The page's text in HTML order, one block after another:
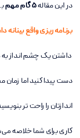
در این مقاله5 گام مهم
برنامه ریزی واقع بینانه
داشتن یک چشم انداز
دست پیدا کنید اما
اندازتان را راحت تر
کاری برای شما خلاصه